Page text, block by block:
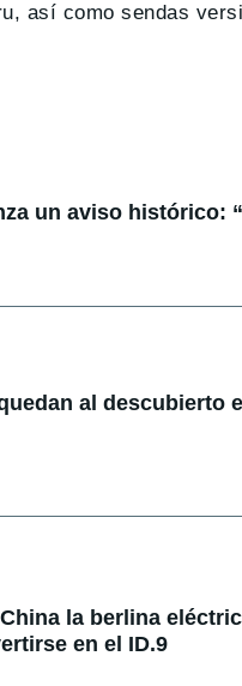
así como sendas
un aviso histórico:
al descubierto
la berlina
en el ID.9